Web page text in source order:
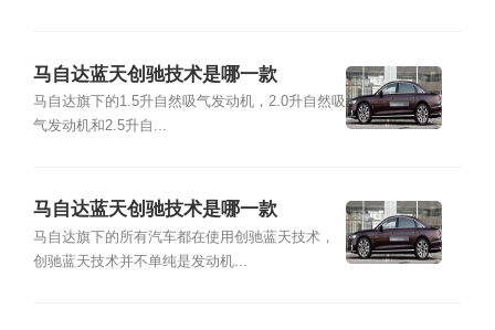
马自达蓝天创驰技术是哪一款
马自达旗下的1.5升自然吸气发动机，2.0升自然吸
气发动机和2.5升自...
马自达蓝天创驰技术是哪一款
马自达旗下的所有汽车都在使用创驰蓝天技术，
创驰蓝天技术并不单纯是发动机...